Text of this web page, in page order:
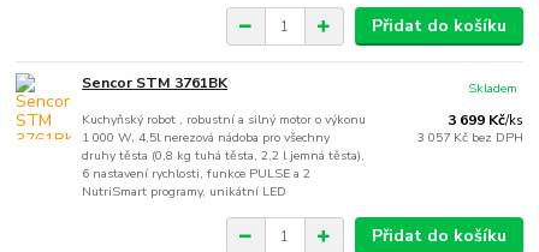
Přidat do košíku
Sencor STM 3761BK
Kuchyňský robot , robustní a silný motor o výkonu
1 000 W, 4,5l nerezová nádoba pro všechny
druhy těsta (0,8 kg tuhá těsta, 2,2 l jemná těsta),
6 nastavení rychlosti, funkce PULSE a 2
NutriSmart programy, unikátní LED
3 699 Kč/ks
3 057 Kč bez DPH
Skladem
Přidat do košíku